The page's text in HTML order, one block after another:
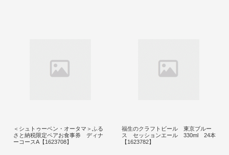
＜シュトゥーベン・オータマ＞ふる
さと納税限定ペアお食事券 ディナ
ーコースA【1623708】
福生のクラフトビール 東京ブルー
ス セッションエール 330ml 24本
【1623782】